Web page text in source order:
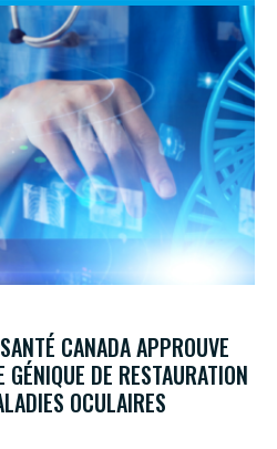
CANADA APPROUVE
DE RESTAURATION
OCULAIRES